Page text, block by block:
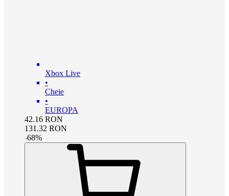
Xbox Live
•
Cheie
•
EUROPA
42.16 RON
131.32 RON
-68%